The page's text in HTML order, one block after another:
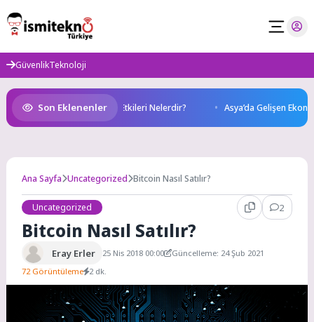
to
content
GüvenlikTeknoloji
Son Eklenenler
Sağlığımız Üzerindeki Etkileri Nelerdir? Asya’da Gelişen
Ana Sayfa Uncategorized Bitcoin Nasıl Satılır?
Uncategorized 2
Bitcoin Nasıl Satılır?
Eray Erler 25 Nis 2018 00:00
Güncelleme: 24 Şub 2021
72 Görüntüleme 2 dk.